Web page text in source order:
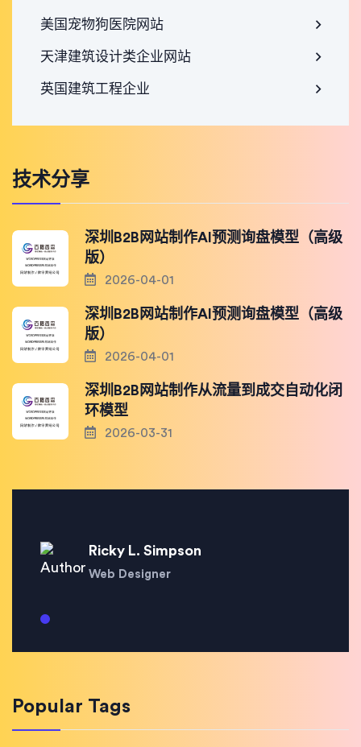
美国宠物狗医院网站
天津建筑设计类企业网站
英国建筑工程企业
技术分享
深圳B2B网站制作AI预测询盘模型（高级
版）
2026-04-01
深圳B2B网站制作AI预测询盘模型（高级
版）
2026-04-01
深圳B2B网站制作从流量到成交自动化闭
环模型
2026-03-31
Ricky L. Simpson
Web Designer
Popular Tags